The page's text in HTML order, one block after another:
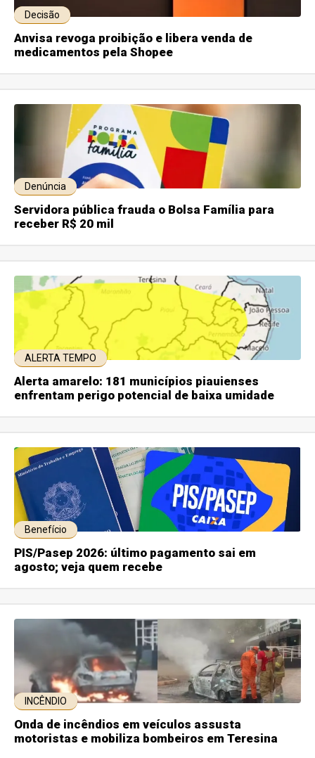
Decisão
Anvisa revoga proibição e libera venda de
medicamentos pela Shopee
Denúncia
Servidora pública frauda o Bolsa Família para
receber R$ 20 mil
ALERTA TEMPO
Alerta amarelo: 181 municípios piauienses
enfrentam perigo potencial de baixa umidade
Benefício
PIS/Pasep 2026: último pagamento sai em
agosto; veja quem recebe
INCÊNDIO
Onda de incêndios em veículos assusta
motoristas e mobiliza bombeiros em Teresina